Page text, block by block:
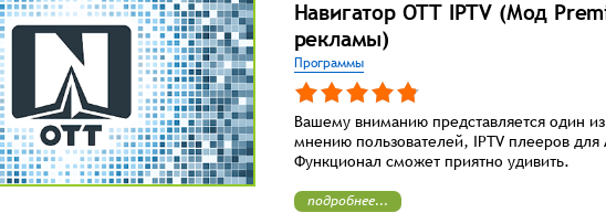
Навигатор OTT IPTV (Мод
рекламы)
Программы
Вашему вниманию представляется один
мнению пользователей, IPTV плееров для
Функционал сможет приятно удивить.
подробнее...